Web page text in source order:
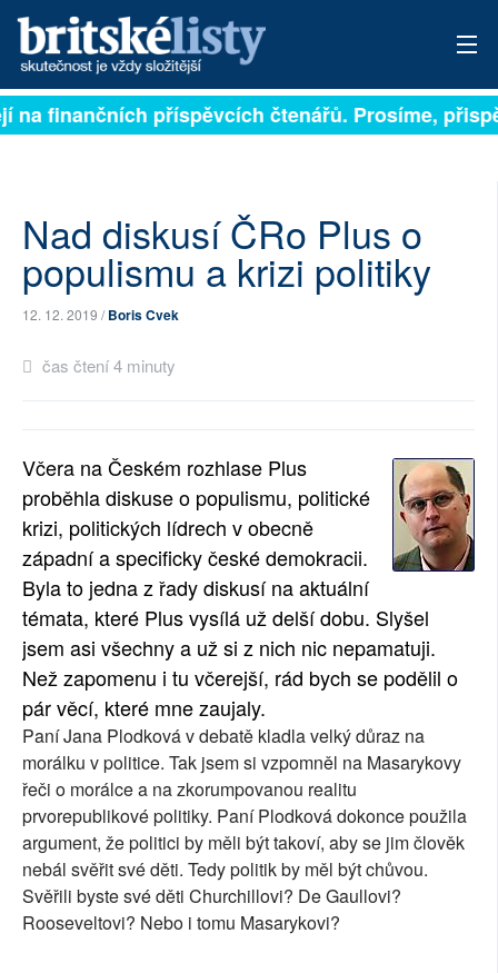
PŘIHLÁSIT
ARCHIV
ROZHOVORY
TÉMATA
NEJČTENĚJŠÍ ZA 7 DNÍ
PŘÍSPĚVKY NA PROVOZ
SOCIÁLNÍ SÍTĚ
RUBRIKY
PLNÁ VERZE STRÁNEK
finančních příspěvcích čtenářů. Prosíme,
Nad diskusí ČRo Plus o
populismu a krizi politiky
12. 12. 2019 /Boris Cvek
čas čtení 4 minuty
Včera na Českém rozhlase Plus
proběhla diskuse o populismu, politické
krizi, politických lídrech v obecně
západní a specificky české demokracii.
Byla to jedna z řady diskusí na aktuální
témata, které Plus vysílá už delší dobu. Slyšel
jsem asi všechny a už si z nich nic nepamatuji.
Než zapomenu i tu včerejší, rád bych se podělil o
pár věcí, které mne zaujaly.
Paní Jana Plodková v debatě kladla velký důraz na
morálku v politice. Tak jsem si vzpomněl na Masarykovy
řeči o morálce a na zkorumpovanou realitu
prvorepublikové politiky. Paní Plodková dokonce použila
argument, že politici by měli být takoví, aby se jim člověk
nebál svěřit své děti. Tedy politik by měl být chůvou.
Svěřili byste své děti Churchillovi? De Gaullovi?
Rooseveltovi? Nebo i tomu Masarykovi?